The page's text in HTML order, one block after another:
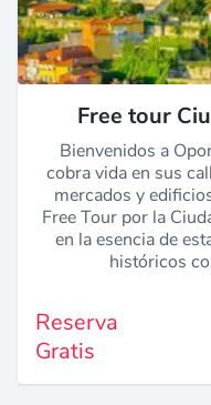
Free tour
Bienvenidos a
cobra vida en sus
mercados y
Free Tour por la
en la esencia de
históricos
Reserva
Gratis